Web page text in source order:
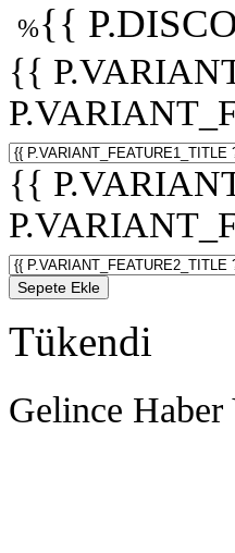
%{{
{{
{{
Sepete Ekle
Tükendi
Gelince Haber